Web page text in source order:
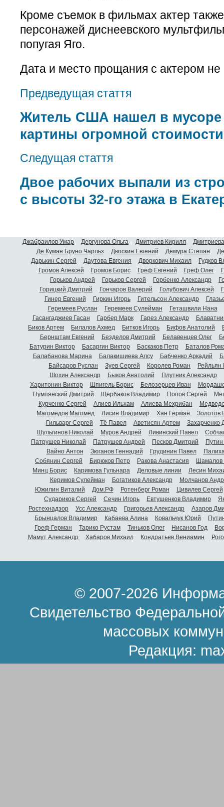
Кроме съемок в фильмах актер также
персонажей диснеевского
попугая Яго.
Дата и место прощания с актером
Предведущая стаття
Житель США нашел в мусоре
картины огромной стоимости
Следущая стаття
Двое рабочих выпали из
с высоты 32-го этажа в
Джабраилов Умар Дергунова Ольга Дмитриев Кирилл
Де Куман Бруно Чарльз
Двоскин Евгений Демура Степан
Дарькин Сергей
Даутова Евгения Дворкович Михаил
Гудков
Громов Алексей
Громов Борис Греф Евгений Греф Олег
Горьков Андрей
Горьков Сергей Горбенко Александр
Горицкий Дмитрий
Гончаров Валерий Голубович Алексей
Гинер Евгений
Гиркин Игорь Гительсон Александр
Геремеев Руслан
Геремеев Сулейман
Геташвили Нана
Гасангаджиев Гасан
Гарбер Марк Гарез Александр
Биков Артем
Билалов Ахмед Битков Игорь Бифов Анатолий
Бернштам Евгений
Безделов Дмитрий Белавенцев Олег
Батурин Виктор
Басаргин Виктор Баскаков Петр
Баталов
Балабанова Марина
Балакишиева Алсу Бабченко Аркадий
Байсаров Руслан
Зуев Сергей Королев Роман
Шохин Александр
Быков Анатолий Плутник Александр
Харитонин Виктор
Шпигель Борис Белозерцев Иван
Пумпянский Дмитрий
Щербаков Владимир Попов Сергей
Курченко Сергей
Алиев Ильхам Алиева Мехрибан
Магомедов Магомед
Лисин Владимир Хан Герман
Золотов
Гильварг Сергей
Тё Павел Аветисян Артем
Захарченко
Шульгинов Николай
Муров Андрей Ливинский Павел
Патрушев Николай
Патрушев Андрей Песков Дмитрий
Вайно Антон
Зюганов Геннадий Грудинин Павел
Собянин Сергей
Бирюков Петр Ракова Анастасия
Шамалов
Минц Борис
Каримова Гульнара Деловые линии
Лесин
Керимов Сулейман
Богатиков Александр
Молчанов
Южилин Виталий
Дом.РФ Ротенберг Роман
Цивилев Сергей
Судариков Сергей
Сечин Игорь Евтушенков Владимир
Ростехнадзор
Усс Александр Григорьев Александр
Азаров
Брынцалов Владимир
Кабаева Алина Ковальчук Юрий
Греф Герман
Тарико Рустам Тиньков Олег Нисанов Год
Мамут Александр
Хабаров Михаил Кондратьев Вениамин
© 2007-2026
Свидетельство
массовых
Редакция: